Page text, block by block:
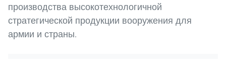
производства высокотехнологичной
стратегической продукции вооружения для
армии и страны.